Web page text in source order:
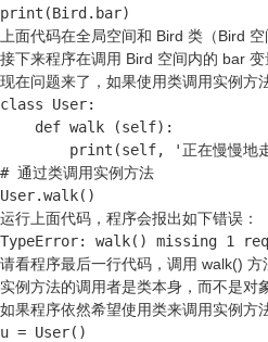
print(Bird.bar)
上面代码在全局空间和 Bird 类（Bird
接下来程序在调用 Bird 空间内的 bar
现在问题来了，如果使用类调用实例方
class User:
def walk (self):
print(self, '正在慢慢地
# 通过类调用实例方法
User.walk()
运行上面代码，程序会报出如下错误：
TypeError: walk() missing 1
请看程序最后一行代码，调用 walk()
实例方法的调用者是类本身，而不是对
如果程序依然希望使用类来调用实例方
u = User()